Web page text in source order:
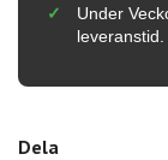
Under
leveranstid.
Dela